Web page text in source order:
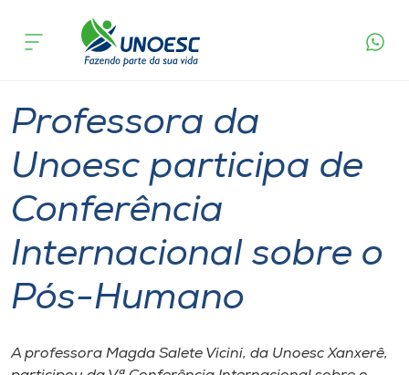
Cursos
Pesquisa
Atendimento ao Estudante
Portal de Ensino
acontece
Professora da
Unoesc participa de
Conferência
Internacional sobre o
Pós-Humano
A professora Magda Salete Vicini, da Unoesc Xanxerê,